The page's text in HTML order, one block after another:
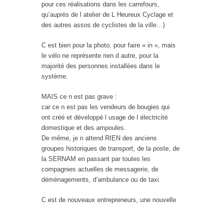
pour ces réalisations dans les carrefours,
qu’auprès de l atelier de L Heureux Cyclage et
des autres assos de cyclistes de la ville…)
C est bien pour la photo, pour faire « in », mais
le vélo ne représente rien d autre, pour la
majorité des personnes installées dans le
système.
MAIS ce n est pas grave :
car ce n est pas les vendeurs de bougies qui
ont créé et développé l usage de l électricité
domestique et des ampoules.
De même, je n attend RIEN des anciens
groupes historiques de transport, de la poste, de
la SERNAM en passant par toutes les
compagnies actuelles de messagerie, de
déménagements, d’ambulance ou de taxi.
C est de nouveaux entrepreneurs, une nouvelle